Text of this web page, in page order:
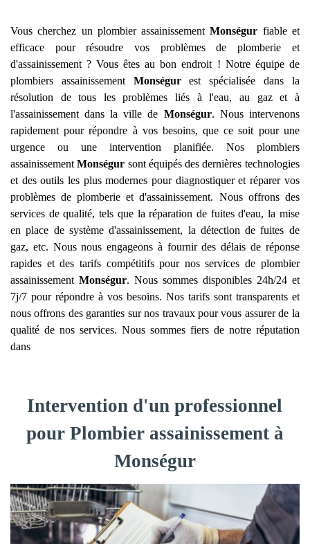
Vous cherchez un plombier assainissementMonségur fiable et
efficace pour résoudre vos problèmes de plomberie et
d'assainissement ? Vous êtes au bon endroit ! Notre équipe de
plombiers assainissement Monségurest spécialisée dans la
résolution de tous les problèmes liés à l'eau, au gaz et à
l'assainissement dans la ville de Monségur. Nous intervenons
rapidement pour répondre à vos besoins, que ce soit pour une
urgence ou une intervention planifiée. Nos plombiers
assainissementMonségur sont équipés des dernières technologies
et des outils les plus modernes pour diagnostiquer et réparer vos
problèmes de plomberie et d'assainissement. Nous offrons des
services de qualité, tels que la réparation de fuites d'eau, la mise
en place de système d'assainissement, la détection de fuites de
gaz, etc. Nous nous engageons à fournir des délais de réponse
rapides et des tarifs compétitifs pour nos services de plombier
assainissement Monségur. Nous sommes disponibles 24h/24 et
7j/7 pour répondre à vos besoins. Nos tarifs sont transparents et
nous offrons des garanties sur nos travaux pour vous assurer de la
qualité de nos services. Nous sommes fiers de notre réputation
dans
Intervention d'un professionnel
pour Plombier assainissement à
Monségur